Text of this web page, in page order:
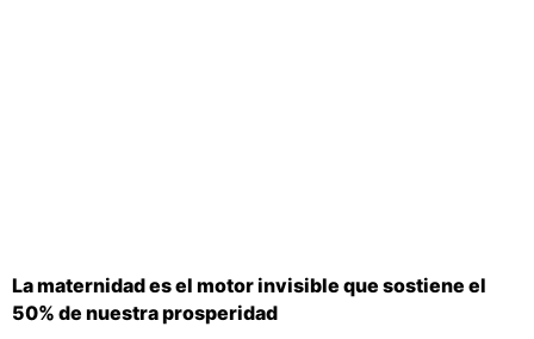
La maternidad es el motor invisible que sostiene el
50% de nuestra prosperidad